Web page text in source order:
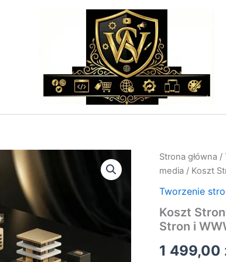
Strona główna /
media / Koszt
Tworzenie
Koszt
Stron i
1 499,00
ilość
Koszt
Internetowej:
Oferta;Tworzenie
i